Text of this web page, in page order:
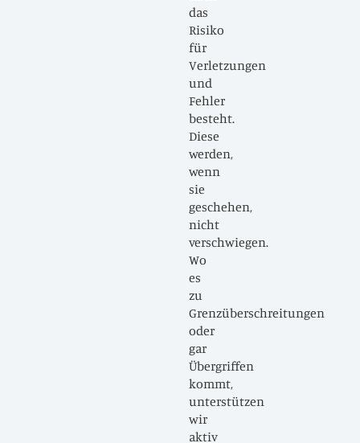
das
Risiko
für
Verletzungen
und
Fehler
besteht.
Diese
werden,
wenn
sie
geschehen,
nicht
verschwiegen.
Wo
es
zu
Grenzüberschreitungen
oder
gar
Übergriffen
kommt,
unterstützen
wir
aktiv